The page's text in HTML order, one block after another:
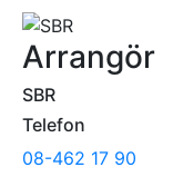
Arrangör
SBR
Telefon
08-462 17 90